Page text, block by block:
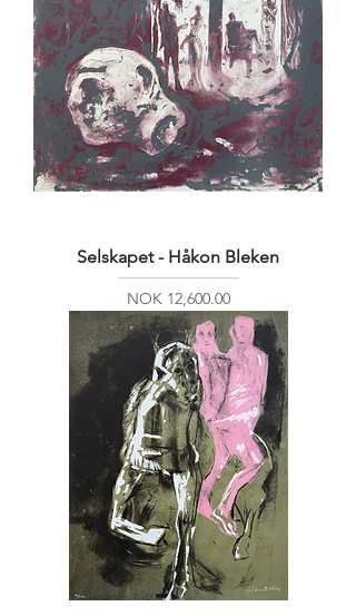
Selskapet - Håkon Bleken
Price
NOK 12,600.00